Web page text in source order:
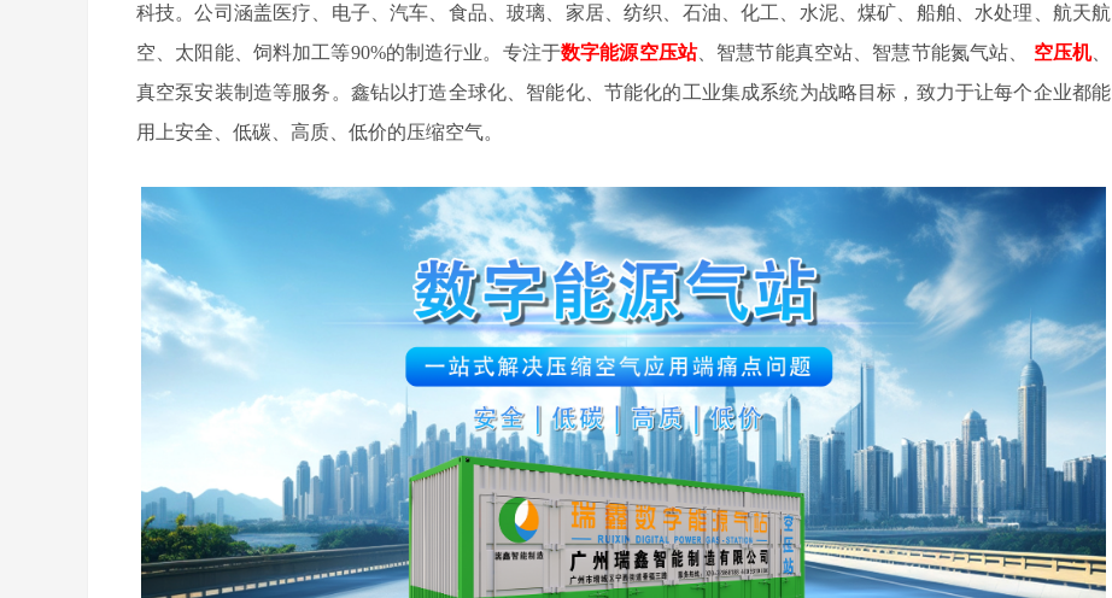
科技。公司涵盖医疗、电子、汽车、食品、玻璃、家居、纺织、石油、化工、水泥、煤矿、船舶、水处理、航天航
空、太阳能、饲料加工等90%的制造行业。专注于数字能源空压站、智慧节能真空站、智慧节能氮气站、 空压机、
真空泵安装制造等服务。鑫钻以打造全球化、智能化、节能化的工业集成系统为战略目标，致力于让每个企业都能
用上安全、低碳、高质、低价的压缩空气。